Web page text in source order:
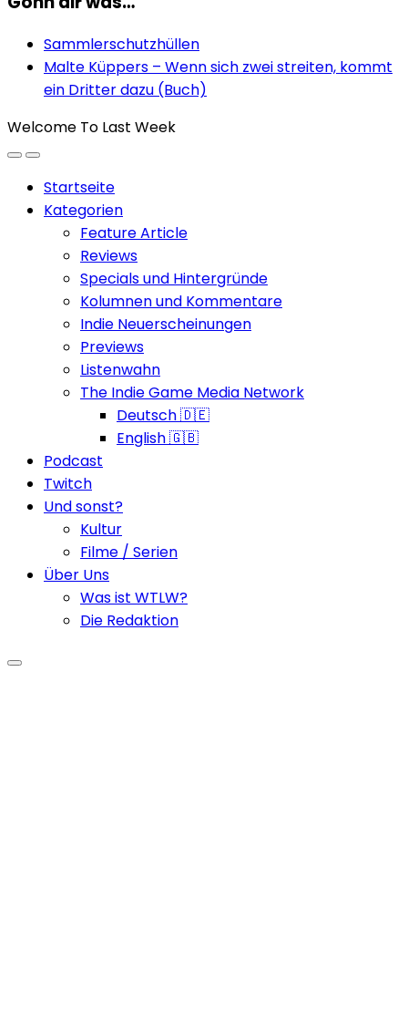
Sammlerschutzhüllen
Malte Küppers – Wenn sich zwei streiten, kommt
ein Dritter dazu (Buch)
Welcome To Last Week
Startseite
Kategorien
Feature Article
Reviews
Specials und Hintergründe
Kolumnen und Kommentare
Indie Neuerscheinungen
Previews
Listenwahn
The Indie Game Media Network
Deutsch 🇩🇪
English 🇬🇧
Podcast
Twitch
Und sonst?
Kultur
Filme / Serien
Über Uns
Was ist WTLW?
Die Redaktion